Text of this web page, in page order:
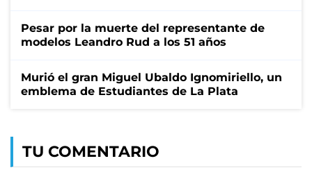
Pesar por la muerte del representante de
modelos Leandro Rud a los 51 años
Murió el gran Miguel Ubaldo Ignomiriello, un
emblema de Estudiantes de La Plata
TU COMENTARIO